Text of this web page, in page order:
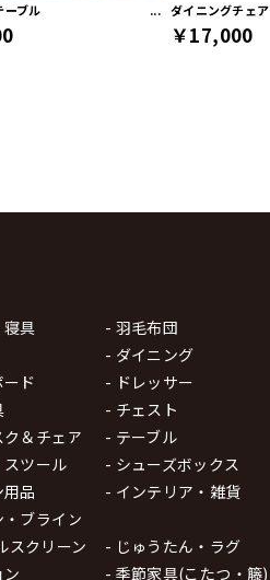
ーブル ダイニングチェア
￥17,000
具
- 羽毛布団
- ダイニング
ド
- ドレッサー
- チェスト
＆チェア
- テーブル
ツール
- シューズボックス
品
- インテリア・雑貨
ブライン
スクリーン
- じゅうたん・ラグ
- 季節家具(こたつ・籐)